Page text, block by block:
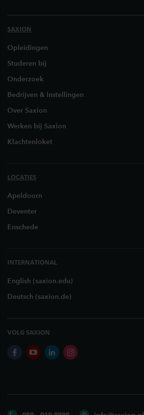
SAXION
Opleidingen
Studeren bij
Onderzoek
Bedrijven & Instellingen
Over Saxion
Werken bij Saxion
Klachtenloket
LOCATIES
Apeldoorn
Deventer
Enschede
INTERNATIONAL
English (saxion.edu)
Deutsch (saxion.de)
VOLG SAXION
facebookyoutubelinkedininstagram